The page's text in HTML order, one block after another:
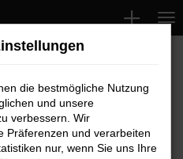
die bestmögliche Nutzung
und unsere
verbessern. Wir
Präferenzen und verarbeiten
nur, wenn Sie uns Ihre